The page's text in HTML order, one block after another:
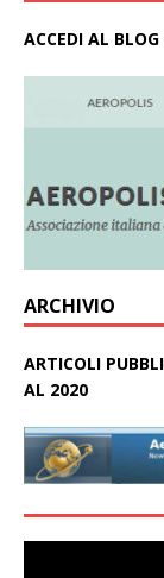
ACCEDI AL
ARCHIVIO
ARTICOLI
AL 2020